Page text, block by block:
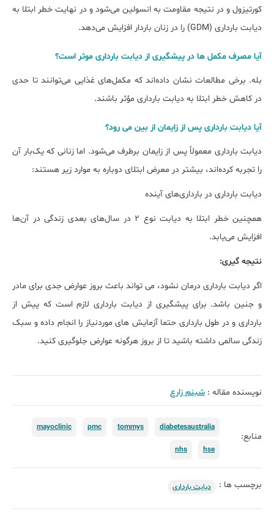
کورتیزول و در نتیجه مقاومت به انسولین می‌شود و در نهایت خطر ابتلا به
دیابت بارداری (GDM) را در زنان باردار افزایش می‌دهد.
آیا مصرف مکمل ها در پیشگیری از دیابت بارداری موثر است؟
بله. برخی مطالعات نشان داده‌اند که مکمل‌های غذایی می‌توانند تا حدی
در کاهش خطر ابتلا به دیابت بارداری مؤثر باشند.
آیا دیابت بارداری پس از زایمان از بین می رود؟
دیابت بارداری معمولاً پس از زایمان برطرف می‌شود. اما زنانی که یک‌بار آن
را تجربه کرده‌اند، بیشتر در معرض ابتلای دوباره به موارد زیر هستند:
دیابت بارداری در بارداری‌های آینده
همچنین خطر ابتلا به دیابت نوع ۲ در سال‌های بعدی زندگی در آن‌ها
افزایش می‌یابد.
نتیجه گیری:
اگر دیابت بارداری درمان نشود، می تواند باعث بروز عوارض جدی برای مادر
و جنین باشد. برای پیشگیری از دیابت بارداری لازم است که پیش از
بارداری و در طول بارداری حتما آزمایش های موردنیاز را انجام داده و سبک
زندگی سالمی داشته باشید تا از بروز هرگونه عوارض جلوگیری کنید.
نویسنده مقاله : شبنم زارع
منابع:
diabetesaustralia
tommys
pmc
mayoclinic
hse
nhs
برچسب ها : دیابت بارداری